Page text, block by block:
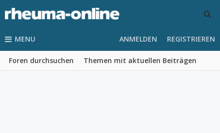
MENU
Foren durchsuchen Themen mit aktuellen Beiträgen
ANMELDEN REGISTRIEREN